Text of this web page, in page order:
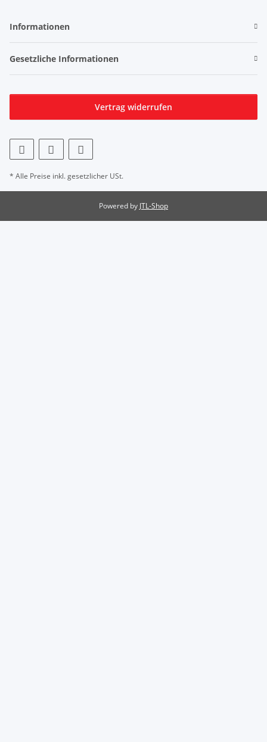
Informationen
Gesetzliche Informationen
Vertrag widerrufen
* Alle Preise inkl. gesetzlicher USt.
Powered by JTL-Shop